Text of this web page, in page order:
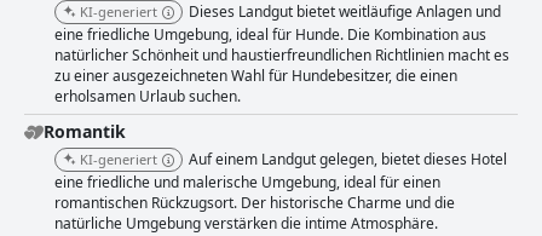
KI-generiert
Dieses Landgut bietet weitläufige Anlagen und
eine friedliche Umgebung, ideal für Hunde. Die Kombination aus
natürlicher Schönheit und haustierfreundlichen Richtlinien macht es
zu einer ausgezeichneten Wahl für Hundebesitzer, die einen
erholsamen Urlaub suchen.
Romantik
KI-generiert
Auf einem Landgut gelegen, bietet dieses Hotel
eine friedliche und malerische Umgebung, ideal für einen
romantischen Rückzugsort. Der historische Charme und die
natürliche Umgebung verstärken die intime Atmosphäre.